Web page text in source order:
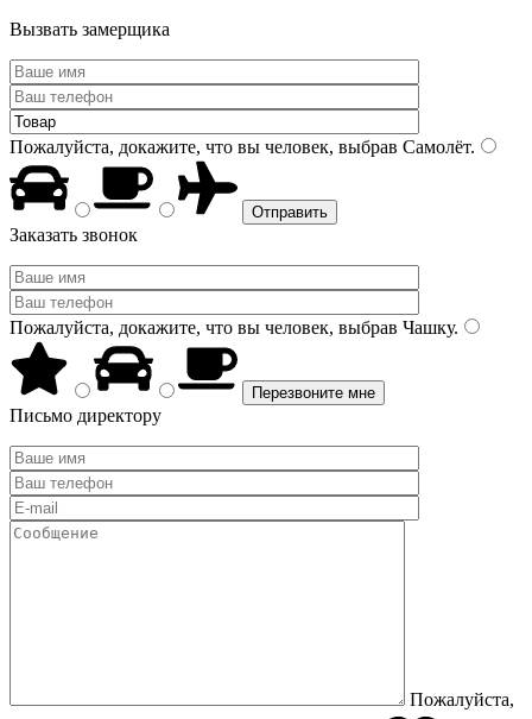
Вызвать замерщика
Пожалуйста, докажите, что вы человек, выбрав Самолёт.
Заказать звонок
Пожалуйста, докажите, что вы человек, выбрав Чашку.
Письмо директору
Пожалуйста,